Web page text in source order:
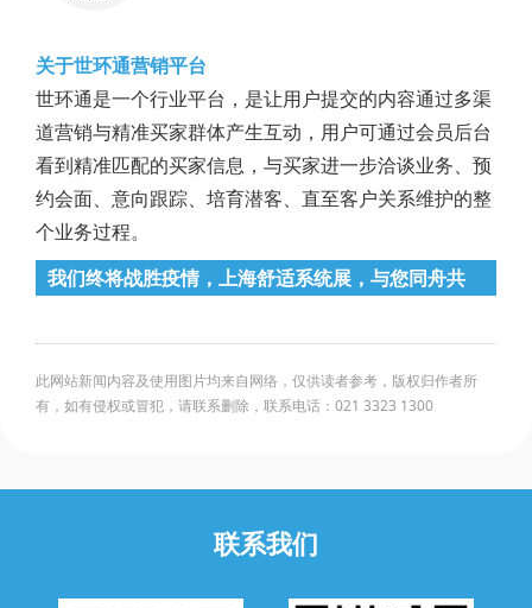
关于世环通营销平台
世环通是一个行业平台，是让用户提交的内容通过多渠
道营销与精准买家群体产生互动，用户可通过会员后台
看到精准匹配的买家信息，与买家进一步洽谈业务、预
约会面、意向跟踪、培育潜客、直至客户关系维护的整
个业务过程。
我们终将战胜疫情，上海舒适系统展，与您同舟共
此网站新闻内容及使用图片均来自网络，仅供读者参考，版权归作者所
有，如有侵权或冒犯，请联系删除，联系电话：021 3323 1300
联系我们